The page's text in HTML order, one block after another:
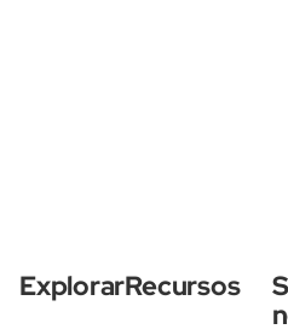
ExplorarRecursos